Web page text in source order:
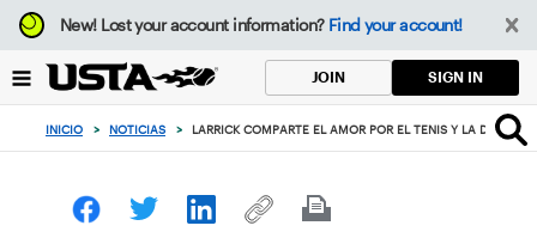
Enfoque
desde
botón
volver
principio
New!Lost your account information? Find your account!
JOIN SIGN IN
INICIO > NOTICIAS > LARRICK COMPARTE EL AMOR POR EL TENIS Y LA